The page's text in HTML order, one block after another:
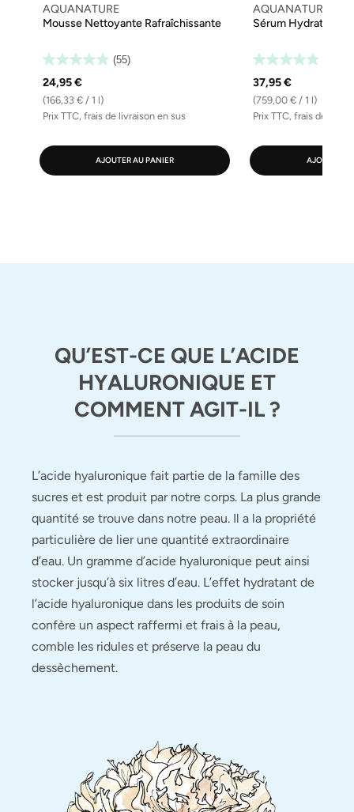
AQUANATURE
Mousse Nettoyante Rafraîchissante
(55)
24,95 €
(166,33 € / 1 l)
Prix TTC, frais de livraison en sus
AJOUTER AU PANIER
AQUANATURE
Sérum Hydratant
37,95 €
(759,00 € / 1 l)
Prix TTC, frais de
AJOUTER
QU’EST-CE QUE L’ACIDE
HYALURONIQUE ET
COMMENT AGIT-IL ?
L’acide hyaluronique fait partie de la famille des
sucres et est produit par notre corps. La plus grande
quantité se trouve dans notre peau. Il a la propriété
particulière de lier une quantité extraordinaire
d’eau. Un gramme d’acide hyaluronique peut ainsi
stocker jusqu’à six litres d’eau. L’effet hydratant de
l’acide hyaluronique dans les produits de soin
confère un aspect raffermi et frais à la peau,
comble les ridules et préserve la peau du
dessèchement.